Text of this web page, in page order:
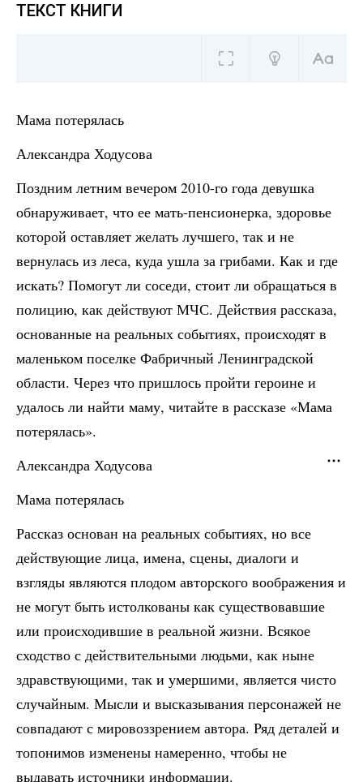
ТЕКСТ КНИГИ
Мама потерялась
Александра Ходусова
Поздним летним вечером 2010-го года девушка
обнаруживает, что ее мать-пенсионерка, здоровье
которой оставляет желать лучшего, так и не
вернулась из леса, куда ушла за грибами. Как и где
искать? Помогут ли соседи, стоит ли обращаться в
полицию, как действуют МЧС. Действия рассказа,
основанные на реальных событиях, происходят в
маленьком поселке Фабричный Ленинградской
области. Через что пришлось пройти героине и
удалось ли найти маму, читайте в рассказе «Мама
потерялась».
Александра Ходусова
Мама потерялась
Рассказ основан на реальных событиях, но все
действующие лица, имена, сцены, диалоги и
взгляды являются плодом авторского воображения и
не могут быть истолкованы как существовавшие
или происходившие в реальной жизни. Всякое
сходство с действительными людьми, как ныне
здравствующими, так и умершими, является чисто
случайным. Мысли и высказывания персонажей не
совпадают с мировоззрением автора. Ряд деталей и
топонимов изменены намеренно, чтобы не
выдавать источники информации.